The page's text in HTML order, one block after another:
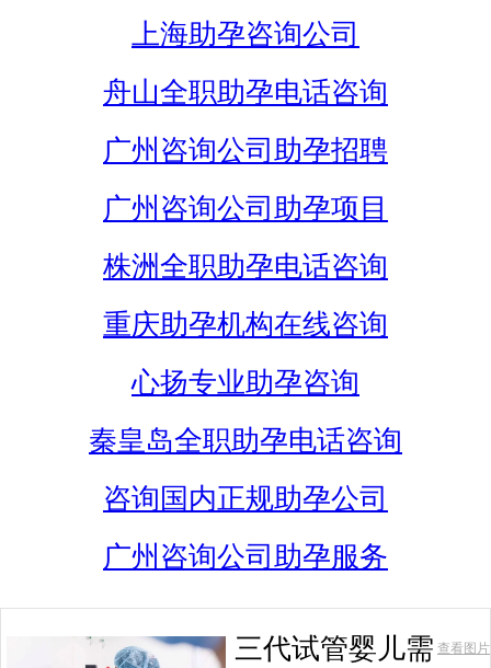
上海助孕咨询公司
舟山全职助孕电话咨询
广州咨询公司助孕招聘
广州咨询公司助孕项目
株洲全职助孕电话咨询
重庆助孕机构在线咨询
心扬专业助孕咨询
秦皇岛全职助孕电话咨询
咨询国内正规助孕公司
广州咨询公司助孕服务
三代试管婴儿需 查看图片